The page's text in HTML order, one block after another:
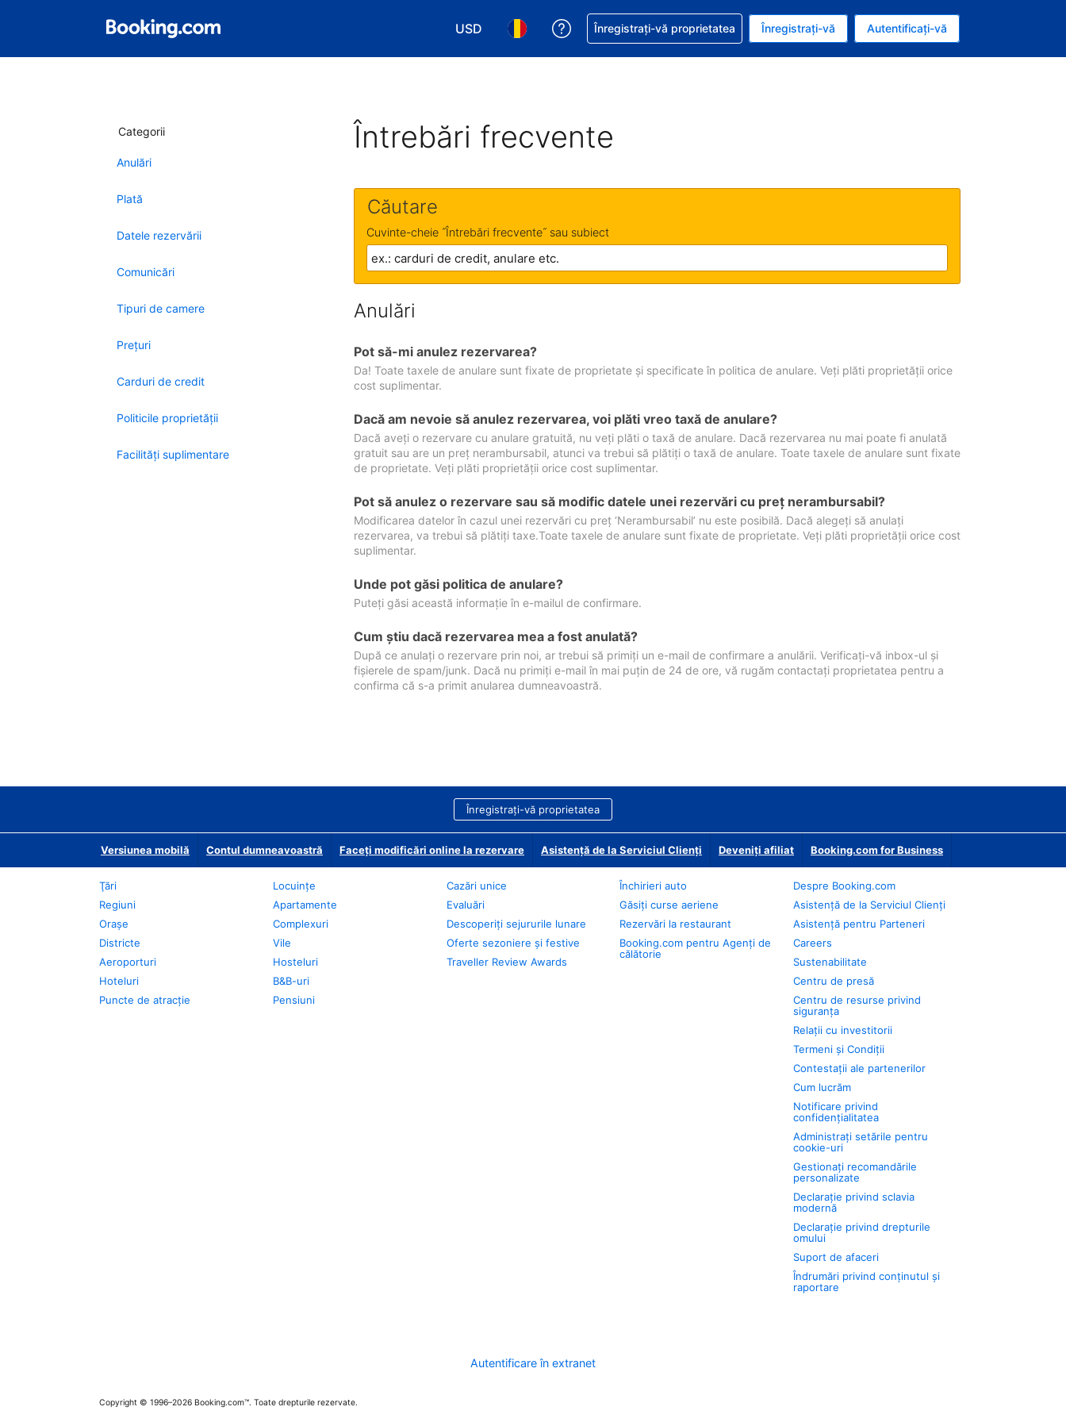
USD
Alegeţi moneda. Moneda actuală este Dolar american
Alegeți limba. Limba actuală este Română
Primiți asistență cu privire la rezervarea dvs.
Înregistrați-vă proprietatea Înregistrați-vă Autentificați-vă
Categorii
Anulări
Plată
Datele rezervării
Comunicări
Tipuri de camere
Preţuri
Carduri de credit
Politicile proprietății
Facilităţi suplimentare
Întrebări frecvente
Căutare
Cuvinte-cheie ˝Întrebări frecvente˝ sau subiect
Anulări
Pot să-mi anulez rezervarea?
Da! Toate taxele de anulare sunt fixate de proprietate și specificate în politica de anulare. Veți plăti proprietății orice
cost suplimentar.
Dacă am nevoie să anulez rezervarea, voi plăti vreo taxă de anulare?
Dacă aveți o rezervare cu anulare gratuită, nu veți plăti o taxă de anulare. Dacă rezervarea nu mai poate fi anulată
gratuit sau are un preț nerambursabil, atunci va trebui să plătiți o taxă de anulare. Toate taxele de anulare sunt fixate
de proprietate. Veți plăti proprietății orice cost suplimentar.
Pot să anulez o rezervare sau să modific datele unei rezervări cu preţ nerambursabil?
Modificarea datelor în cazul unei rezervări cu preț ‘Nerambursabil’ nu este posibilă. Dacă alegeți să anulați
rezervarea, va trebui să plătiți taxe.Toate taxele de anulare sunt fixate de proprietate. Veți plăti proprietății orice cost
suplimentar.
Unde pot găsi politica de anulare?
Puteți găsi această informație în e-mailul de confirmare.
Cum ştiu dacă rezervarea mea a fost anulată?
După ce anulați o rezervare prin noi, ar trebui să primiți un e-mail de confirmare a anulării. Verificați-vă inbox-ul și
fișierele de spam/junk. Dacă nu primiți e-mail în mai puțin de 24 de ore, vă rugăm contactați proprietatea pentru a
confirma că s-a primit anularea dumneavoastră.
Înregistrați-vă proprietatea
Versiunea mobilă Contul dumneavoastră Faceți modificări online la rezervare Asistență de la Serviciul Clienți Deveniţi afiliat Booking.com for Business
Ţări
Regiuni
Oraşe
Districte
Aeroporturi
Hoteluri
Puncte de atracţie
Locuințe
Apartamente
Complexuri
Vile
Hosteluri
B&B-uri
Pensiuni
Cazări unice
Evaluări
Descoperiți sejururile lunare
Oferte sezoniere și festive
Traveller Review Awards
Închirieri auto
Găsiți curse aeriene
Rezervări la restaurant
Booking.com pentru Agenți de
călătorie
Despre Booking.com
Asistență de la Serviciul Clienți
Asistență pentru Parteneri
Careers
Sustenabilitate
Centru de presă
Centru de resurse privind
siguranța
Relații cu investitorii
Termeni și Condiții
Contestații ale partenerilor
Cum lucrăm
Notificare privind
confidențialitatea
Administrați setările pentru
cookie-uri
Gestionați recomandările
personalizate
Declarație privind sclavia
modernă
Declarație privind drepturile
omului
Suport de afaceri
Îndrumări privind conținutul și
raportare
Autentificare în extranet
Copyright © 1996–2026 Booking.com™. Toate drepturile rezervate.